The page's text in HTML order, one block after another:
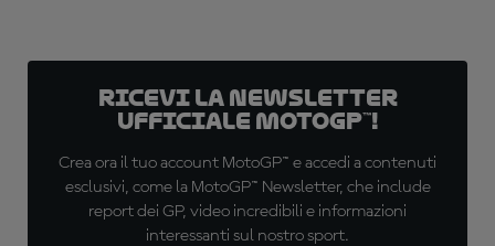
Ricevi la newsletter
ufficiale MotoGP™!
Crea ora il tuo account MotoGP™ e accedi a contenuti
esclusivi, come la MotoGP™ Newsletter, che include
report dei GP, video incredibili e informazioni
interessanti sul nostro sport.